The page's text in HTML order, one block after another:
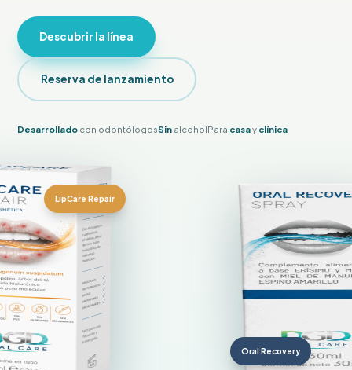
Descubrir la línea
Reserva de lanzamiento
Desarrollado con odontólogosSin alcoholPara casay clínica
LipCare Repair
Oral Recovery